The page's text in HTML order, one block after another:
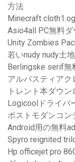
方法
Minecraft
Asio4all PC無料ダ
Unity Zombies
若いnudy nudy土
Berlingske serif無
アルバスティアク
トレント本ダウン
Logicoolドライバ
ポストモダンコ
Android用の無料
Spyro reignited
Hp officejet pro